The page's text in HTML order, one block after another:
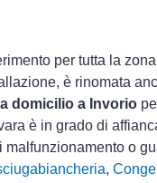
per tutta la
è rinomata
domicilio a Invorio
è in grado di
o
,